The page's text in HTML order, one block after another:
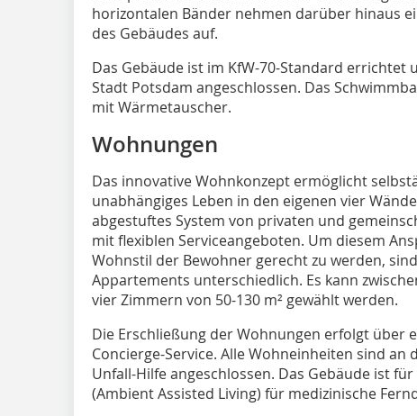
horizontalen Bänder nehmen darüber hinaus
des Gebäudes auf.
Das Gebäude ist im KfW-70-Standard errichtet
Stadt Potsdam angeschlossen. Das
mit Wärmetauscher.
Wohnungen
Das innovative Wohnkonzept ermöglicht
unabhängiges Leben in den eigenen vier
abgestuftes System von privaten und
mit flexiblen Serviceangeboten. Um diesem
Wohnstil der Bewohner gerecht zu werden,
Appartements unterschiedlich. Es kann
vier Zimmern von 50-130 m² gewählt werden.
Die Erschließung der Wohnungen erfolgt über
Concierge-Service. Alle Wohneinheiten sind
Unfall-Hilfe angeschlossen. Das Gebäude ist
(Ambient Assisted Living) für medizinische